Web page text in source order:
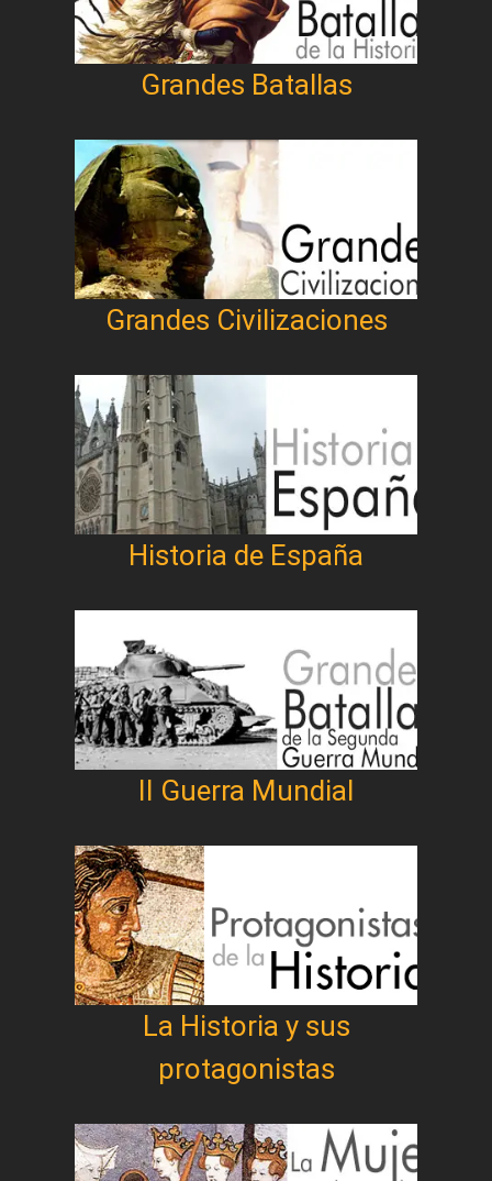
Grandes Batallas
Grandes Civilizaciones
Historia de España
II Guerra Mundial
La Historia y sus
protagonistas